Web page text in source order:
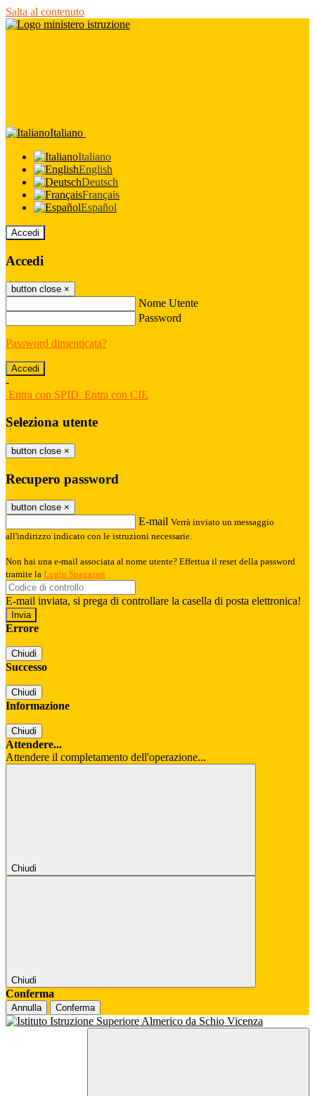
Salta al contenuto
Italiano
Italiano
English
Deutsch
Français
Español
Accedi
Accedi
button close ×
Nome Utente
Password
Password dimenticata?
-
Entra con SPID Entra con CIE
Seleziona utente
button close ×
Recupero password
button close ×
E-mail Verrà inviato un messaggio
all'indirizzo indicato con le istruzioni necessarie.
Non hai una e-mail associata al nome utente? Effettua il reset della password
tramite la Login Spaggiari
E-mail inviata, si prega di controllare la casella di posta elettronica!
Errore
Chiudi
Successo
Chiudi
Informazione
Chiudi
Attendere...
Attendere il completamento dell'operazione...
Chiudi
Chiudi
Conferma
Annulla Conferma